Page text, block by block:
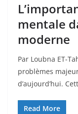
mentale
moderne
Par Loubna ET-
problèmes
d’aujourd’hui.
Read More